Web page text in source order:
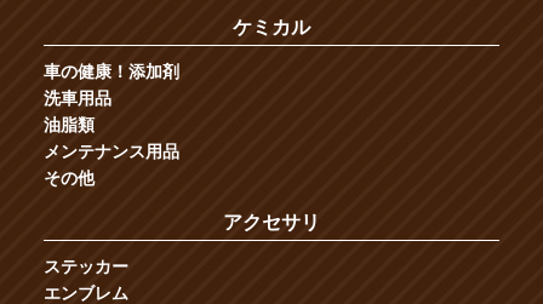
ケミカル
車の健康！添加剤
洗車用品
油脂類
メンテナンス用品
その他
アクセサリ
ステッカー
エンブレム